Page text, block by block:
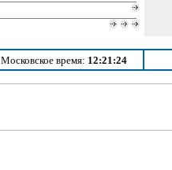
Московское время: 12:21:24